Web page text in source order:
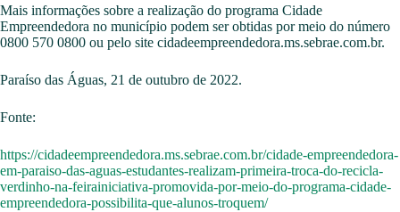
Mais informações sobre a realização do programa Cidade
Empreendedora no município podem ser obtidas por meio do número
0800 570 0800 ou pelo site cidadeempreendedora.ms.sebrae.com.br.
Paraíso das Águas, 21 de outubro de 2022.
Fonte:
https://cidadeempreendedora.ms.sebrae.com.br/cidade-empreendedora-
em-paraiso-das-aguas-estudantes-realizam-primeira-troca-do-recicla-
verdinho-na-feirainiciativa-promovida-por-meio-do-programa-cidade-
empreendedora-possibilita-que-alunos-troquem/